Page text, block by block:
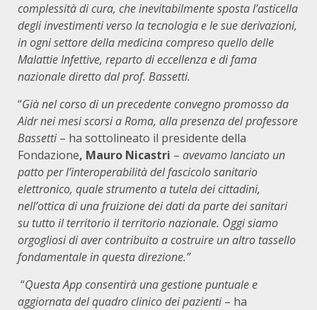
complessità di cura, che inevitabilmente sposta l’asticella
degli investimenti verso la tecnologia e le sue derivazioni,
in ogni settore della medicina compreso quello delle
Malattie Infettive, reparto di eccellenza e di fama
nazionale diretto dal prof. Bassetti.
“Già nel corso di un precedente convegno promosso da
Aidr nei mesi scorsi a Roma, alla presenza del professore
Bassetti – ha sottolineato il presidente della
Fondazione, Mauro Nicastri – avevamo lanciato un
patto per l’interoperabilità del fascicolo sanitario
elettronico, quale strumento a tutela dei cittadini,
nell’ottica di una fruizione dei dati da parte dei sanitari
su tutto il territorio il territorio nazionale. Oggi siamo
orgogliosi di aver contribuito a costruire un altro tassello
fondamentale in questa direzione.”
“Questa App consentirà una gestione puntuale e
aggiornata del quadro clinico dei pazienti – ha